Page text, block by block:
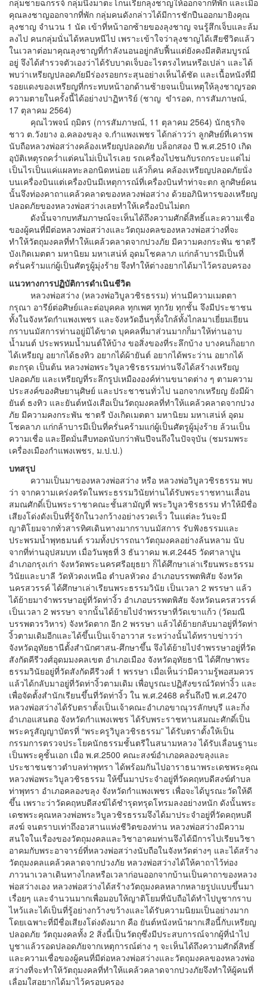
คุณลงชาญออกจากที่พัก กลุ่มคนดังกล่าวได้มีการชักปืนออกมายิงคุณ
ลุงชาญ จำนวน 1 นัด เข้าที่หน้าอกซ้ายของลุงชาญ จนรู้สึกเจ็บและล้ม
ลงไป คนกลุ่มนั่นได้หลบหนีไป เพราะเข้าใจว่าลุงชาญได้เสียชีวิตแล้ว
ในเวลาต่อมาคุณลุงชาญที่กำลังนอนอยู่กลับฟื้นแต่ยังคงมีสติสมบูรณ์
อยู่ จึงได้สำรวจตัวเองว่าได้รับบาดเจ็บอะไรตรงไหนหรือเปล่า และได้
พบว่าเหรียญปลอดภัยมีร่องรอยกระสุนอย่างเห็นได้ชัด และเนื้อหนังที่มี
รอยแดงของเหรียญที่กระทบหน้าอกด้านซ้ายจนเป็นเหตุให้ลุงชาญรอด
ความตายในครั้งนี้ได้อย่างปาฏิหาริย์ (ชาญ ขำรอด, การสัมภาษณ์,
17 ตุลาคม 2564)
คุณไวพจน์ ฤมิตร (การสัมภาษณ์, 11 ตุลาคม 2564) นักธุรกิจ
ชาว ต.วังยาง อ.คลองขลุง จ.กำแพงเพชร ได้กล่าวว่า ลูกศิษย์ที่เคารพ
นับถือหลวงพ่อสว่างคล้องเหรียญปลอดภัย บล็อกสอง ปี พ.ศ.2510 เกิด
อุบัติเหตุรถคว่ำแต่คนไม่เป็นไรเลย รถเครื่องไปชนกับรถกระบะแต่ไม่
เป็นไรเป็นแค่แผลทะลอกนิดหน่อย แล้วก็คน คล้องเหรียญปลอดภัยนั่ง
บนเครื่องบินแต่เครื่องบินมีเหตุการณ์ที่เครื่องบินทำท่าจะตก ลูกศิษย์คน
นั้นจึงท่องคาถาแคล้วคลาดของหลวงพ่อสว่าง ด้วยอภินิหารของเหรียญ
ปลอดภัยของหลวงพ่อสว่างเลยทำให้เครื่องบินไม่ตก
ดังนั้นจากบทสัมภาษณ์จะเห็นได้ถึงความศักดิ์สิทธิ์และความเชื่อ
ของผู้คนที่มีต่อหลวงพ่อสว่างและวัตถุมงคลของหลวงพ่อสว่างที่จะ
ทำให้วัตถุมงคลที่ทำให้แคล้วคลาดจากปวงภัย มีความคงกระพัน ชาตรี
บังเกิดเมตตา มหานิยม มหาเสน่ห์ อุดมโชคลาภ แก่กล้าบารมีเป็นที่
ครั่นคร้ามแก่ผู้เป็นศัตรูผู้มุ่งร้าย จึงทำให้ต่างอยากได้มาไว้ครอบครอง
แนวทางการปฏิบัติการดำเนินชีวิต
หลวงพ่อสว่าง (หลวงพ่อวิบูลวชิรธรรม) ท่านมีความเมตตา
กรุณา อารีย์ต่อศิษย์และต่อบุคคล ทุกเพศ ทุกวัย ทุกชั้น จึงมีประชาชน
ทั้งในจังหวัดกำแพงเพชร และจังหวัดอื่นๆทั้งใกล้ทั้งไกลมาเยี่ยมเยียน
กราบนมัสการท่านอยู่มิได้ขาด บุคคลที่มาส่วนมากก็มาให้ท่านอาบ
น้ำมนต์ ประพรหมน้ำมนต์ให้บ้าง ขอสิ่งของที่ระลึกบ้าง บางคนก็อยาก
ได้เหรียญ อยากได้ธงทิว อยากได้ผ้ายันต์ อยากได้พระว่าน อยากได้
ตะกรุด เป็นต้น หลวงพ่อพระวิบูลวชิรธรรมท่านจึงได้สร้างเหรียญ
ปลอดภัย และเหรียญที่ระลึกรูปเหมืององค์ท่านขนาดต่าง ๆ ตามความ
ประสงค์ของศิษยานุศิษย์ และประชาชนทั่วไป นอกจากเหรียญ ยังมีผ้า
ยันต์ ธงทิว และยันต์หนังเสือเป็นวัตถุมงคลที่ทำให้แคล้วคลาดจากปวง
ภัย มีความคงกระพัน ชาตรี บังเกิดเมตตา มหานิยม มหาเสน่ห์ อุดม
โชคลาภ แก่กล้าบารมีเป็นที่ครั่นคร้ามแก่ผู้เป็นศัตรูผู้มุ่งร้าย ล้วนเป็น
ความเชื่อ และยึดมั่นสืบทอดนับกว่าพันปีจนถึงในปัจจุบัน (ชมรมพระ
เครื่องเมืองกำแพงเพชร, ม.ป.ป.)
บทสรุป
ความเป็นมาของหลวงพ่อสว่าง หรือ หลวงพ่อวิบูลวชิรธรรม พบ
ว่า จากความเคร่งครัดในพระธรรมวินัยท่านได้รับพระราชทานเลื่อน
สมณศักดิ์เป็นพระราชาคณะชั้นสามัญที่ พระวิบูลวชิรธรรม ทำให้มีชื่อ
เสียงโด่งดังเป็นที่รู้จักในวงกว้างอย่างรวดเร็ว ในแต่ละวันจะมี
ญาติโยมจากทั่วสารทิศเดินทางมากราบนมัสการ รับฟังธรรมและ
ประพรมน้ำพุทธมนต์ รวมทั้งปรารถนาวัตถุมงคลอย่างล้นหลาม นับ
จากที่ท่านอุปสมบท เมื่อวันพุธที่ 3 ธันวาคม พ.ศ.2445 วัดศาลาปูน
อำเภอกรุงเก่า จังหวัดพระนครศรีอยุธยา ก็ได้ศึกษาเล่าเรียนพระธรรม
วินัยและบาลี วัดหัวดงเหนือ ตำบลหัวดง อำเภอบรรพตพิสัย จังหวัด
นครสวรรค์ ได้ศึกษาเล่าเรียนพระธรรมวินัย เป็นเวลา 2 พรรษา แล้ว
ได้ย้ายมาจำพรรษาอยู่ที่วัดท่างิ้ว อำเภอบรรพตพิสัย จังหวัดนครสวรรค์
เป็นเวลา 2 พรรษา จากนั้นได้ย้ายไปจำพรรษาที่วัดเขาแก้ว (วัดมณี
บรรพตวรวิหาร) จังหวัดตาก อีก 2 พรรษา แล้วได้ย้ายกลับมาอยู่ที่วัดท่า
งิ้วตามเดิมอีกและได้ขึ้นเป็นเจ้าอาวาส ระหว่างนั้นได้ทราบข่าวว่า
จังหวัดอุทัยธานีตั้งสำนักศาสน-ศึกษาขึ้น จึงได้ย้ายไปจำพรรษาอยู่ที่วัด
สังกัดคีรีวงศ์อุดมมงคลเขต อำเภอเมือง จังหวัดอุทัยธานี ได้ศึกษาพระ
ธรรมวินัยอยู่ที่วัดสังกัดคีรีวงศ์ 1 พรรษา เมื่อเห็นว่ามีความรู้พอสมควร
แล้วได้กลับมาอยู่ที่วัดท่างิ้วตามเดิม เพื่อบูรณะปฏิสังขรณ์วัดท่างิ้ว และ
เพื่อจัดตั้งสำนักเรียนขึ้นที่วัดท่างิ้ว ใน พ.ศ.2468 ครั้นถึงปี พ.ศ.2470
หลวงพ่อสว่างได้รับตราตั้งเป็นเจ้าคณะอำเภอขาณุวรลักษบุรี และกิ่ง
อำเภอแสนตอ จังหวัดกำแพงเพชร ได้รับพระราชทานสมณะศักดิ์เป็น
พระครูสัญญาบัตรที่ “พระครูวิบูลวชิรธรรม” ได้รับตราตั้งให้เป็น
กรรมการตรวจประโยคนักธรรมชั้นตรีในสนามหลวง ได้รับเลื่อนฐานะ
เป็นพระคูชั้นเอก เมื่อ พ.ศ.2500 คณะสงฆ์อำเภอคลองขลุงและ
ประชาชนชาวตำบลท่าพุทรา ได้พร้อมกันไปอาราธนาพระเดชพระคุณ
หลวงพ่อพระวิบูลวชิรธรรม ให้ขึ้นมาประจำอยู่ที่วัดคฤหบดีสงฆ์ตำบล
ท่าพุทรา อำเภอคลองขลุง จังหวัดกำแพงเพชร เพื่อจะได้บูรณะวัดให้ดี
ขึ้น เพราะว่าวัดคฤหบดีสงฆ์ได้ชำรุดทรุดโทรมลงอย่างหนัก ดังนั้นพระ
เดชพระคุณหลวงพ่อพระวิบูลวชิรธรรมจึงได้มาประจำอยู่ที่วัดคฤหบดี
สงฆ์ จนตราบเท่าถึงอวสานแห่งชีวิตของท่าน หลวงพ่อสว่างมีความ
สนใจในเรื่องของวัตถุมงคลและวิชาอาคมท่านจึงได้มีการไปเรียนวิชา
อาคมกับพระอาจารย์ที่หลวงพ่อสว่างนับถือในจังหวัดต่างๆ และได้สร้าง
วัตถุมงคลแคล้วคลาดจากปวงภัย หลวงพ่อสว่างได้ให้คาถาไว้ท่อง
ภาวนาเวลาเดินทางไกลหรือเวลาก่อนออกจากบ้านเป็นคาถาของหลวง
พ่อสว่างเอง หลวงพ่อสว่างได้สร้างวัตถุมงคลหลากหลายรูปแบบขึ้นมา
เรื่อยๆ และจำนวนมากเพื่อมอบให้ญาติโยมที่นับถือได้ทำไปบูชากราบ
ไหว้และได้เป็นที่รู้อย่างกว้างขว้างและได้รับความนิยมเป็นอย่างมาก
โดยเฉพาะที่มีชื่อเสียงโด่งดังมาก คือ ยันต์หนังหน้าผากเสือนี้กับเหรียญ
ปลอดภัย วัตถุมงคลทั้ง 2 สิ่งนี้เป็นวัตถุซึ่งมีประสบการณ์จากผู้ที่นำไป
บูชาแล้วรอดปลอดภัยจากเหตุการณ์ต่าง ๆ จะเห็นได้ถึงความศักดิ์สิทธิ์
และความเชื่อของผู้คนที่มีต่อหลวงพ่อสว่างและวัตถุมงคลของหลวงพ่อ
สว่างที่จะทำให้วัตถุมงคลที่ทำให้แคล้วคลาดจากปวงภัยจึงทำให้ผู้คนที่
เลื่อมใสอยากได้มาไว้ครอบครอง